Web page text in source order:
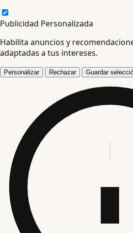
Publicidad Personalizada
Habilita anuncios y
adaptadas a tus intereses.
Personalizar Rechazar Guardar